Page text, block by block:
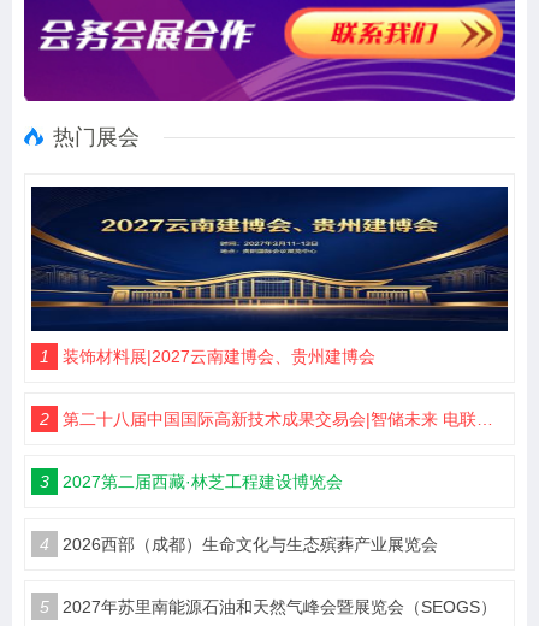
热门展会
1 装饰材料展|2027云南建博会、贵州建博会
2 第二十八届中国国际高新技术成果交易会|智储未来 电联高交
3 2027第二届西藏·林芝工程建设博览会
4 2026西部（成都）生命文化与生态殡葬产业展览会
5 2027年苏里南能源石油和天然气峰会暨展览会（SEOGS）